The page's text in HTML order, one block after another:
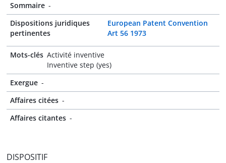
Sommaire -
Dispositions juridiques
pertinentes
European Patent Convention
Art 56 1973
Mots-clés Activité inventive
Inventive step (yes)
Exergue -
Affaires citées -
Affaires citantes -
DISPOSITIF